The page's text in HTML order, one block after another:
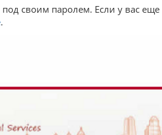
своим паролем. Если у вас еще
.